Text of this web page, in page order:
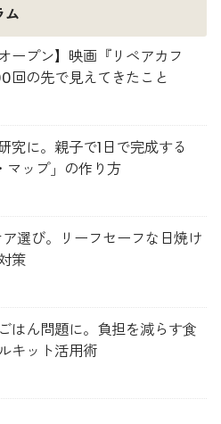
ム
ープン】映画『リペアカフ
回の先で見えてきたこと
究に。親子で1日で完成する
マップ」の作り方
選び。リーフセーフな日焼け
策
はん問題に。負担を減らす食
キット活用術